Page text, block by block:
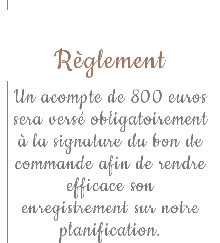
Règlement
Un acompte de 800 euros
sera versé obligatoirement
à la signature du bon de
commande afin de rendre
efficace son
enregistrement sur notre
planification.